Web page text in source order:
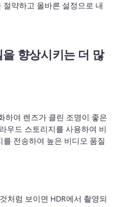
약하고 올바른 설정으로 내
향상시키는 더 많
하여 렌즈가 클린 조명이 좋은
우드 스토리지를 사용하여 비
전송하여 높은 비디오 품질
처럼 보이면 HDR에서 촬영되